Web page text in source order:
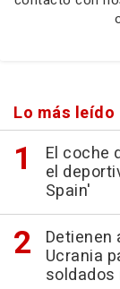
Lo más leído
El coche
el
Spain'
Ucrania